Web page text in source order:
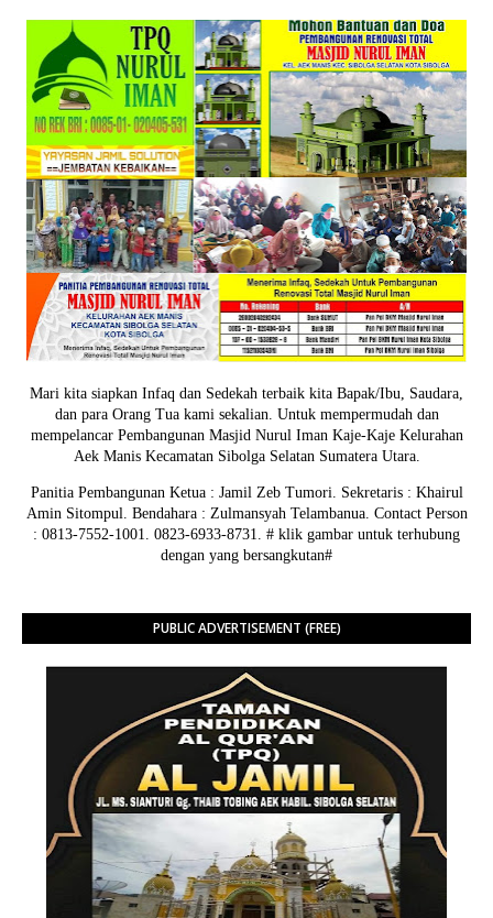
Mari kita siapkan Infaq dan Sedekah terbaik kita Bapak/Ibu, Saudara,
dan para Orang Tua kami sekalian. Untuk mempermudah dan
mempelancar Pembangunan Masjid Nurul Iman Kaje-Kaje Kelurahan
Aek Manis Kecamatan Sibolga Selatan Sumatera Utara.
Panitia Pembangunan Ketua : Jamil Zeb Tumori. Sekretaris : Khairul
Amin Sitompul. Bendahara : Zulmansyah Telambanua. Contact Person
: 0813-7552-1001. 0823-6933-8731. # klik gambar untuk terhubung
dengan yang bersangkutan#
PUBLIC ADVERTISEMENT (FREE)